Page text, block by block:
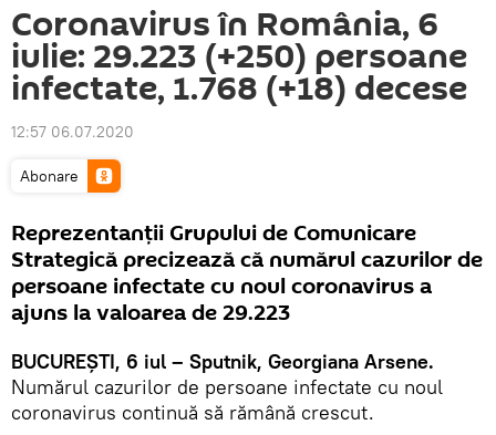
Coronavirus în România, 6
iulie: 29.223 (+250) persoane
infectate, 1.768 (+18) decese
12:57 06.07.2020
Abonare
Reprezentanții Grupului de Comunicare
Strategică precizează că numărul cazurilor de
persoane infectate cu noul coronavirus a
ajuns la valoarea de 29.223
BUCUREȘTI, 6 iul – Sputnik, Georgiana Arsene.
Numărul cazurilor de persoane infectate cu noul
coronavirus continuă să rămână crescut.